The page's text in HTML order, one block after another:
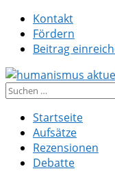
Zum
Inhalt
springen
Kontakt
Fördern
Beitrag
humanismus aktuell
Suche
Startseite
Aufsätze
Rezensionen
Debatte